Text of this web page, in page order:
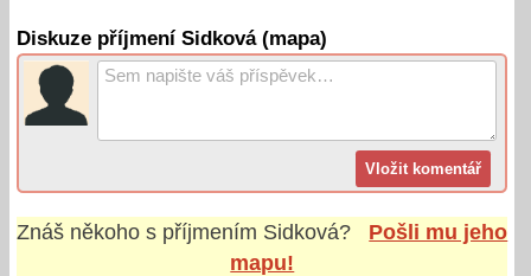
Diskuze příjmení Sidková (mapa)
Znáš někoho s příjmením Sidková?
Pošli mu jeho
mapu!